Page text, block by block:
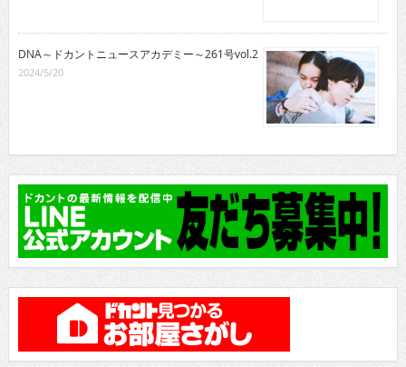
DNA～ドカントニュースアカデミー～261号vol.2
2024/5/20